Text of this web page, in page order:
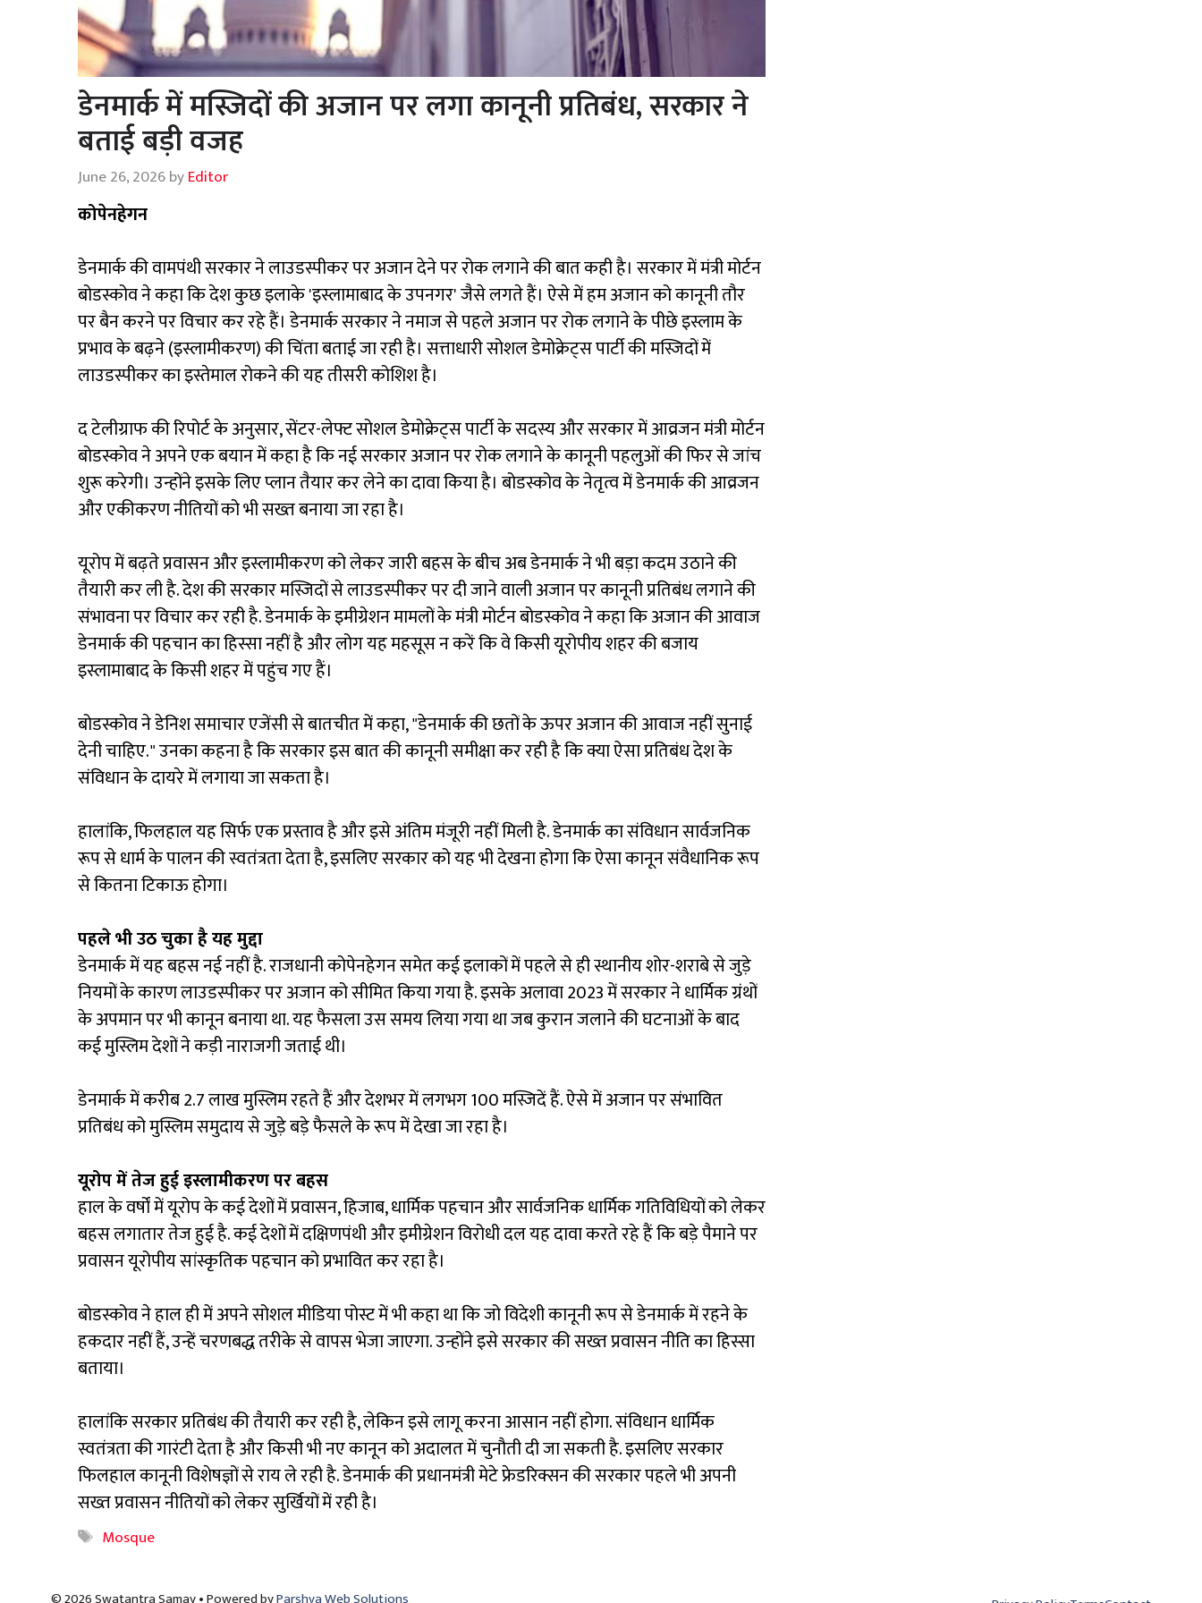
डेनमार्क में मस्जिदों की अजान पर लगा कानूनी प्रतिबंध, सरकार ने
बताई बड़ी वजह
June 26, 2026byEditor
कोपेनहेगन
डेनमार्क की वामपंथी सरकार ने लाउडस्पीकर पर अजान देने पर रोक लगाने की बात कही है। सरकार में मंत्री मोर्टन
बोडस्कोव ने कहा कि देश कुछ इलाके 'इस्लामाबाद के उपनगर' जैसे लगते हैं। ऐसे में हम अजान को कानूनी तौर
पर बैन करने पर विचार कर रहे हैं। डेनमार्क सरकार ने नमाज से पहले अजान पर रोक लगाने के पीछे इस्लाम के
प्रभाव के बढ़ने (इस्लामीकरण) की चिंता बताई जा रही है। सत्ताधारी सोशल डेमोक्रेट्स पार्टी की मस्जिदों में
लाउडस्पीकर का इस्तेमाल रोकने की यह तीसरी कोशिश है।
द टेलीग्राफ की रिपोर्ट के अनुसार, सेंटर-लेफ्ट सोशल डेमोक्रेट्स पार्टी के सदस्य और सरकार में आव्रजन मंत्री मोर्टन
बोडस्कोव ने अपने एक बयान में कहा है कि नई सरकार अजान पर रोक लगाने के कानूनी पहलुओं की फिर से जांच
शुरू करेगी। उन्होंने इसके लिए प्लान तैयार कर लेने का दावा किया है। बोडस्कोव के नेतृत्व में डेनमार्क की आव्रजन
और एकीकरण नीतियों को भी सख्त बनाया जा रहा है।
यूरोप में बढ़ते प्रवासन और इस्लामीकरण को लेकर जारी बहस के बीच अब डेनमार्क ने भी बड़ा कदम उठाने की
तैयारी कर ली है. देश की सरकार मस्जिदों से लाउडस्पीकर पर दी जाने वाली अजान पर कानूनी प्रतिबंध लगाने की
संभावना पर विचार कर रही है. डेनमार्क के इमीग्रेशन मामलों के मंत्री मोर्टन बोडस्कोव ने कहा कि अजान की आवाज
डेनमार्क की पहचान का हिस्सा नहीं है और लोग यह महसूस न करें कि वे किसी यूरोपीय शहर की बजाय
इस्लामाबाद के किसी शहर में पहुंच गए हैं।
बोडस्कोव ने डेनिश समाचार एजेंसी से बातचीत में कहा, "डेनमार्क की छतों के ऊपर अजान की आवाज नहीं सुनाई
देनी चाहिए." उनका कहना है कि सरकार इस बात की कानूनी समीक्षा कर रही है कि क्या ऐसा प्रतिबंध देश के
संविधान के दायरे में लगाया जा सकता है।
हालांकि, फिलहाल यह सिर्फ एक प्रस्ताव है और इसे अंतिम मंजूरी नहीं मिली है. डेनमार्क का संविधान सार्वजनिक
रूप से धार्म के पालन की स्वतंत्रता देता है, इसलिए सरकार को यह भी देखना होगा कि ऐसा कानून संवैधानिक रूप
से कितना टिकाऊ होगा।
पहले भी उठ चुका है यह मुद्दा
डेनमार्क में यह बहस नई नहीं है. राजधानी कोपेनहेगन समेत कई इलाकों में पहले से ही स्थानीय शोर-शराबे से जुड़े
नियमों के कारण लाउडस्पीकर पर अजान को सीमित किया गया है. इसके अलावा 2023 में सरकार ने धार्मिक ग्रंथों
के अपमान पर भी कानून बनाया था. यह फैसला उस समय लिया गया था जब कुरान जलाने की घटनाओं के बाद
कई मुस्लिम देशों ने कड़ी नाराजगी जताई थी।
डेनमार्क में करीब 2.7 लाख मुस्लिम रहते हैं और देशभर में लगभग 100 मस्जिदें हैं. ऐसे में अजान पर संभावित
प्रतिबंध को मुस्लिम समुदाय से जुड़े बड़े फैसले के रूप में देखा जा रहा है।
यूरोप में तेज हुई इस्लामीकरण पर बहस
हाल के वर्षों में यूरोप के कई देशों में प्रवासन, हिजाब, धार्मिक पहचान और सार्वजनिक धार्मिक गतिविधियों को लेकर
बहस लगातार तेज हुई है. कई देशों में दक्षिणपंथी और इमीग्रेशन विरोधी दल यह दावा करते रहे हैं कि बड़े पैमाने पर
प्रवासन यूरोपीय सांस्कृतिक पहचान को प्रभावित कर रहा है।
बोडस्कोव ने हाल ही में अपने सोशल मीडिया पोस्ट में भी कहा था कि जो विदेशी कानूनी रूप से डेनमार्क में रहने के
हकदार नहीं हैं, उन्हें चरणबद्ध तरीके से वापस भेजा जाएगा. उन्होंने इसे सरकार की सख्त प्रवासन नीति का हिस्सा
बताया।
हालांकि सरकार प्रतिबंध की तैयारी कर रही है, लेकिन इसे लागू करना आसान नहीं होगा. संविधान धार्मिक
स्वतंत्रता की गारंटी देता है और किसी भी नए कानून को अदालत में चुनौती दी जा सकती है. इसलिए सरकार
फिलहाल कानूनी विशेषज्ञों से राय ले रही है. डेनमार्क की प्रधानमंत्री मेटे फ्रेडरिक्सन की सरकार पहले भी अपनी
सख्त प्रवासन नीतियों को लेकर सुर्खियों में रही है।
Tags
Mosque